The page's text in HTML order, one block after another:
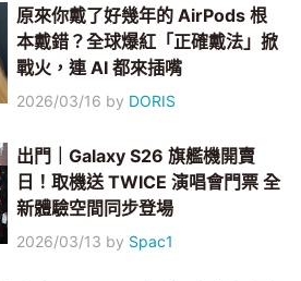
原來你戴了好幾年的 AirPods 根
本戴錯？全球爆紅「正確戴法」掀
戰火，連 AI 都來插嘴
2026/03/16 by DORIS
出門｜Galaxy S26 旗艦機開賣
日！取機送 TWICE 演唱會門票 全
新體驗空間同步登場
2026/03/13 by Spac1